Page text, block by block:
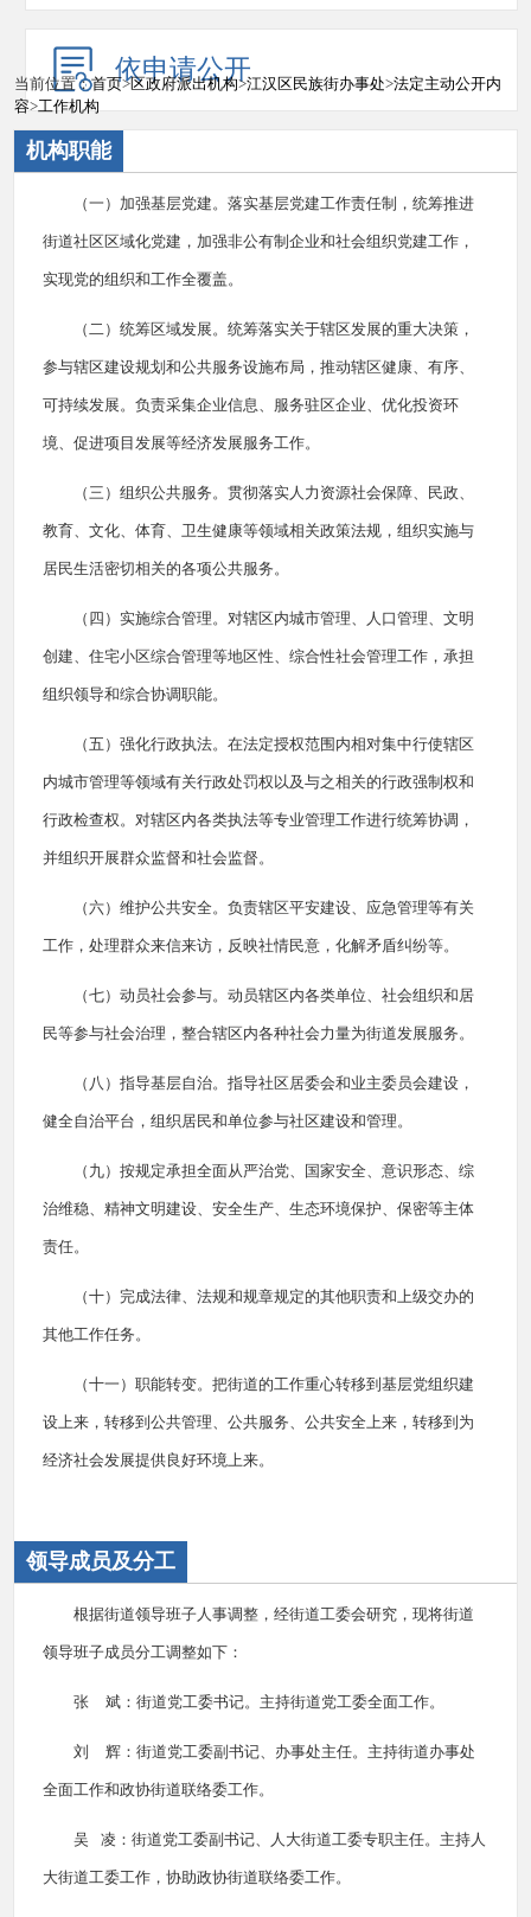
依申请公开
当前位置：首页>区政府派出机构>江汉区民族街办事处>法定主动公开内
容>工作机构
机构职能
（一）加强基层党建。落实基层党建工作责任制，统筹推进
街道社区区域化党建，加强非公有制企业和社会组织党建工作，
实现党的组织和工作全覆盖。
（二）统筹区域发展。统筹落实关于辖区发展的重大决策，
参与辖区建设规划和公共服务设施布局，推动辖区健康、有序、
可持续发展。负责采集企业信息、服务驻区企业、优化投资环
境、促进项目发展等经济发展服务工作。
（三）组织公共服务。贯彻落实人力资源社会保障、民政、
教育、文化、体育、卫生健康等领域相关政策法规，组织实施与
居民生活密切相关的各项公共服务。
（四）实施综合管理。对辖区内城市管理、人口管理、文明
创建、住宅小区综合管理等地区性、综合性社会管理工作，承担
组织领导和综合协调职能。
（五）强化行政执法。在法定授权范围内相对集中行使辖区
内城市管理等领域有关行政处罚权以及与之相关的行政强制权和
行政检查权。对辖区内各类执法等专业管理工作进行统筹协调，
并组织开展群众监督和社会监督。
（六）维护公共安全。负责辖区平安建设、应急管理等有关
工作，处理群众来信来访，反映社情民意，化解矛盾纠纷等。
（七）动员社会参与。动员辖区内各类单位、社会组织和居
民等参与社会治理，整合辖区内各种社会力量为街道发展服务。
（八）指导基层自治。指导社区居委会和业主委员会建设，
健全自治平台，组织居民和单位参与社区建设和管理。
（九）按规定承担全面从严治党、国家安全、意识形态、综
治维稳、精神文明建设、安全生产、生态环境保护、保密等主体
责任。
（十）完成法律、法规和规章规定的其他职责和上级交办的
其他工作任务。
（十一）职能转变。把街道的工作重心转移到基层党组织建
设上来，转移到公共管理、公共服务、公共安全上来，转移到为
经济社会发展提供良好环境上来。
领导成员及分工
根据街道领导班子人事调整，经街道工委会研究，现将街道
领导班子成员分工调整如下：
张 斌：街道党工委书记。主持街道党工委全面工作。
刘 辉：街道党工委副书记、办事处主任。主持街道办事处
全面工作和政协街道联络委工作。
吴 凌：街道党工委副书记、人大街道工委专职主任。主持人
大街道工委工作，协助政协街道联络委工作。